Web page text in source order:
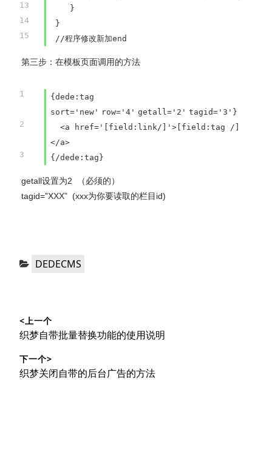
13
}
14
}
15
//程序修改新加end
第三步：在模板页面调用的方法
1
{dede:tag
sort= 'new' row= '4' getall= '2' tagid= '3' }
2
<a href= '[field:link/]' >[field:tag /]
</a>
3
{/dede:tag}
getall设置为2 （必须的）
tagid=”XXX” (xxx为你要读取的栏目id)
分
DEDECMS
章
导
航
<上一个
上
文
章：
织梦自带批量替换功能的使用说明
下一个>
下
织梦关闭自带的后台广告的方法